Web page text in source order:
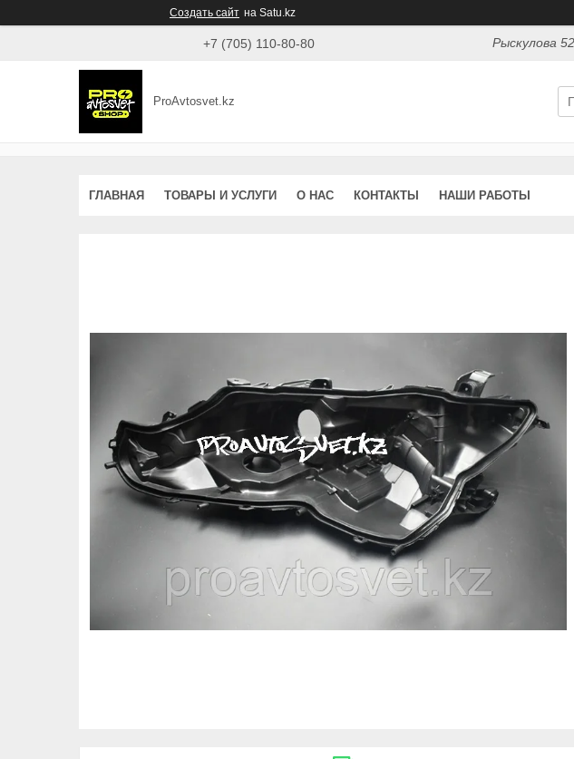
Создать сайт на Satu.kz
+7 (705) 110-80-80 Рыскулова
ProAvtosvet.kz
ГЛАВНАЯ ТОВАРЫ И УСЛУГИ О НАС КОНТАКТЫ НАШИ РАБОТЫ